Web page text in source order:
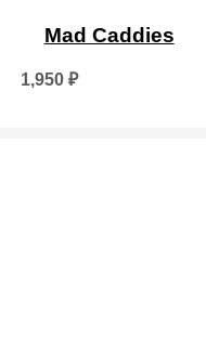
Mad Caddies
1,950 ₽